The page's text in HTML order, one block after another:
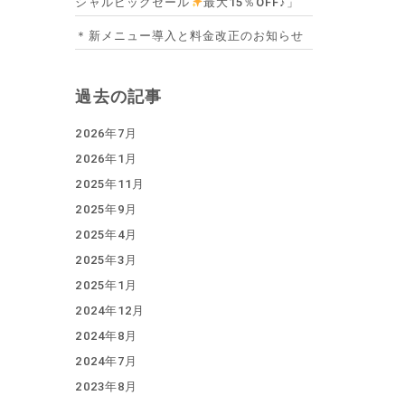
＊新メニュー導入と料金改正のお知らせ
過去の記事
2026年7月
2026年1月
2025年11月
2025年9月
2025年4月
2025年3月
2025年1月
2024年12月
2024年8月
2024年7月
2023年8月